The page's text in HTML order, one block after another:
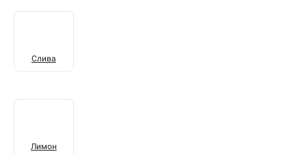
Слива
Лимон